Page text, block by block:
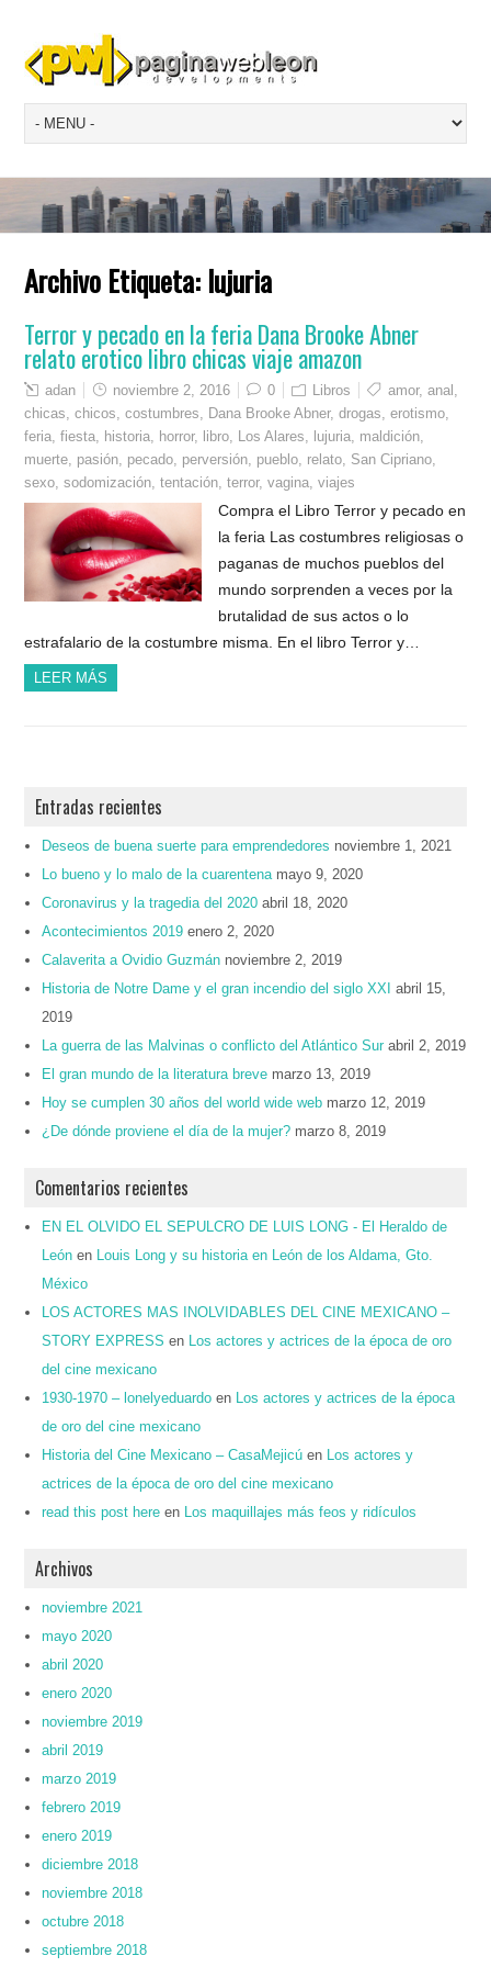
Archivo Etiqueta: lujuria
Terror y pecado en la feria Dana Brooke Abner
relato erotico libro chicas viaje amazon
adan noviembre 2, 2016 0 Libros amor,anal
chicas ,chicos ,costumbres Dana Brooke Abner,drogas ,erotismo
feria ,fiesta historia horror, libro Los Alares lujuria maldición
muerte pasión pecado perversión pueblo relato San Cipriano
sexo ,sodomización ,tentación ,terror,vagina ,viajes
Compra el Libro Terror y pecado en
la feria Las costumbres religiosas o
paganas de muchos pueblos del
mundo sorprenden a veces por la
brutalidad de sus actos o lo
estrafalario de la costumbre misma. En el libro Terror y…
LEER MÁS
Entradas recientes
Deseos de buena suerte para emprendedores noviembre 1, 2021
Lo bueno y lo malo de la cuarentena mayo 9, 2020
Coronavirus y la tragedia del 2020 abril 18, 2020
Acontecimientos 2019 enero 2, 2020
Calaverita a Ovidio Guzmán noviembre 2, 2019
Historia de Notre Dame y el gran incendio del siglo XXI
abril 15,
2019
La guerra de las Malvinas o conflicto del Atlántico Sur abril 2, 2019
El gran mundo de la literatura breve marzo 13, 2019
Hoy se cumplen 30 años del world wide web marzo 12, 2019
¿De dónde proviene el día de la mujer? marzo 8, 2019
Comentarios recientes
EN EL OLVIDO EL SEPULCRO DE LUIS LONG - El Heraldo de
León en
Louis Long y su historia en León de los Aldama, Gto.
México
LOS ACTORES MAS INOLVIDABLES DEL CINE MEXICANO –
STORY EXPRESS en
Los actores y actrices de la época de oro
del cine mexicano
1930-1970 – lonelyeduardo en
Los actores y actrices de la época
de oro del cine mexicano
Historia del Cine Mexicano – CasaMejicú en
Los actores y
actrices de la época de oro del cine mexicano
read this post here en Los maquillajes más feos y ridículos
Archivos
noviembre 2021
mayo 2020
abril 2020
enero 2020
noviembre 2019
abril 2019
marzo 2019
febrero 2019
enero 2019
diciembre 2018
noviembre 2018
octubre 2018
septiembre 2018